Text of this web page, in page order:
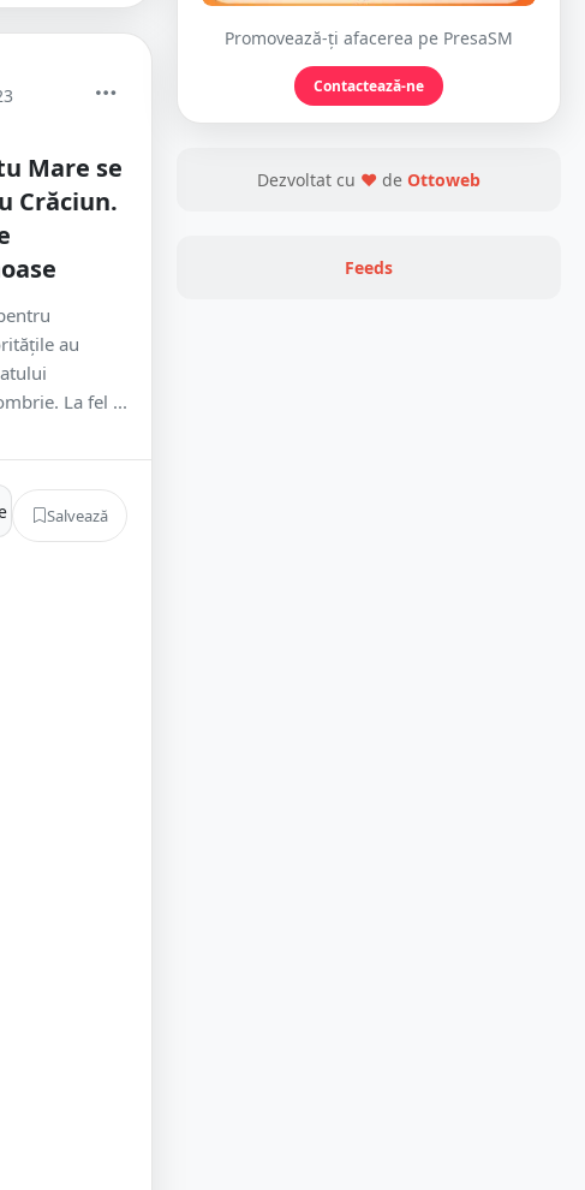
Mare se
Crăciun.
au
La fel ...
Salvează
Promovează-ți afacerea pe PresaSM
Contactează-ne
Dezvoltat cu ❤ de Ottoweb
Feeds